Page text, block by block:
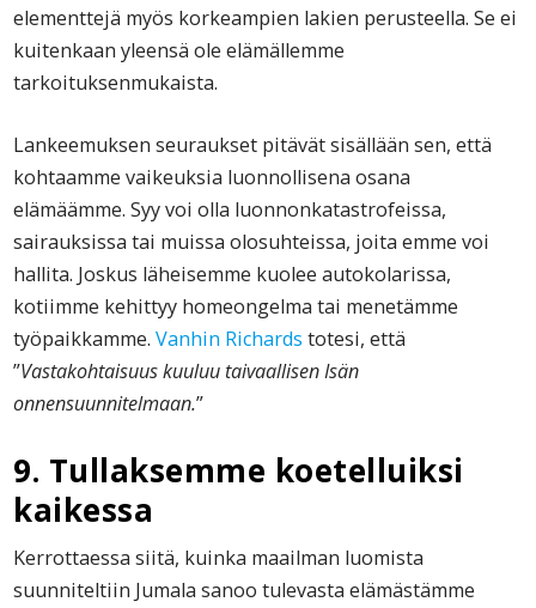
elementtejä myös korkeampien lakien perusteella. Se ei
kuitenkaan yleensä ole elämällemme
tarkoituksenmukaista.
Lankeemuksen seuraukset pitävät sisällään sen, että
kohtaamme vaikeuksia luonnollisena osana
elämäämme. Syy voi olla luonnonkatastrofeissa,
sairauksissa tai muissa olosuhteissa, joita emme voi
hallita. Joskus läheisemme kuolee autokolarissa,
kotiimme kehittyy homeongelma tai menetämme
työpaikkamme.Vanhin Richards totesi, että
”Vastakohtaisuus kuuluu taivaallisen Isän
onnensuunnitelmaan.”
9. Tullaksemme koetelluiksi
kaikessa
Kerrottaessa siitä, kuinka maailman luomista
suunniteltiin Jumala sanoo tulevasta elämästämme